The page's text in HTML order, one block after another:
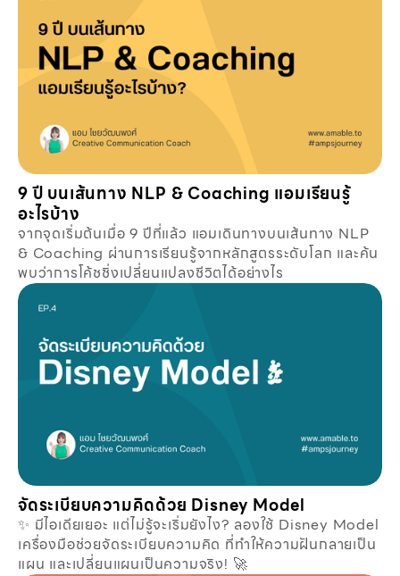
9 ปี บนเส้นทาง NLP & Coaching แอมเรียนรู้
อะไรบ้าง
จากจุดเริ่มต้นเมื่อ 9 ปีที่แล้ว แอมเดินทางบนเส้นทาง NLP
& Coaching ผ่านการเรียนรู้จากหลักสูตรระดับโลก และค้น
พบว่าการโค้ชชิ่งเปลี่ยนแปลงชีวิตได้อย่างไร
จัดระเบียบความคิดด้วย Disney Model
✨ มีไอเดียเยอะ แต่ไม่รู้จะเริ่มยังไง? ลองใช้ Disney Model
เครื่องมือช่วยจัดระเบียบความคิด ที่ทำให้ความฝันกลายเป็น
แผน และเปลี่ยนแผนเป็นความจริง! 🚀